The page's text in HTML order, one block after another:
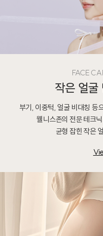
FACE
작은 얼굴
부기, 이중턱, 얼굴 비대칭 등
웰니스존의 전문 테크
균형 잡힌 작은